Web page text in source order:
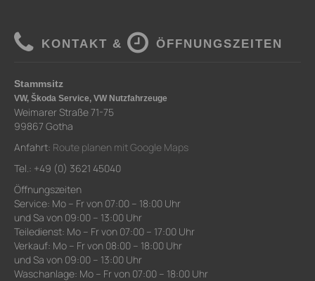
KONTAKT & ÖFFNUNGSZEITEN
Stammsitz
VW, Škoda Service, VW Nutzfahrzeuge
Weimarer Straße 71-75
99867 Gotha
Anfahrt: Route planen mit Google Maps
Tel.: +49 (0) 3621 45040
Öffnungszeiten
Service: Mo – Fr von 07:00 – 18:00 Uhr
und Sa von 09:00 – 13:00 Uhr
Teiledienst: Mo – Fr von 07:00 – 17:00 Uhr
Verkauf: Mo – Fr von 08:00 – 18:00 Uhr
und Sa von 09:00 – 13:00 Uhr
Waschanlage: Mo – Fr von 07:00 – 18:00 Uhr